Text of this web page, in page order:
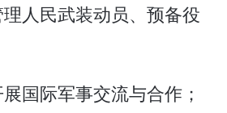
理人民武装动员、预备役
展国际军事交流与合作；